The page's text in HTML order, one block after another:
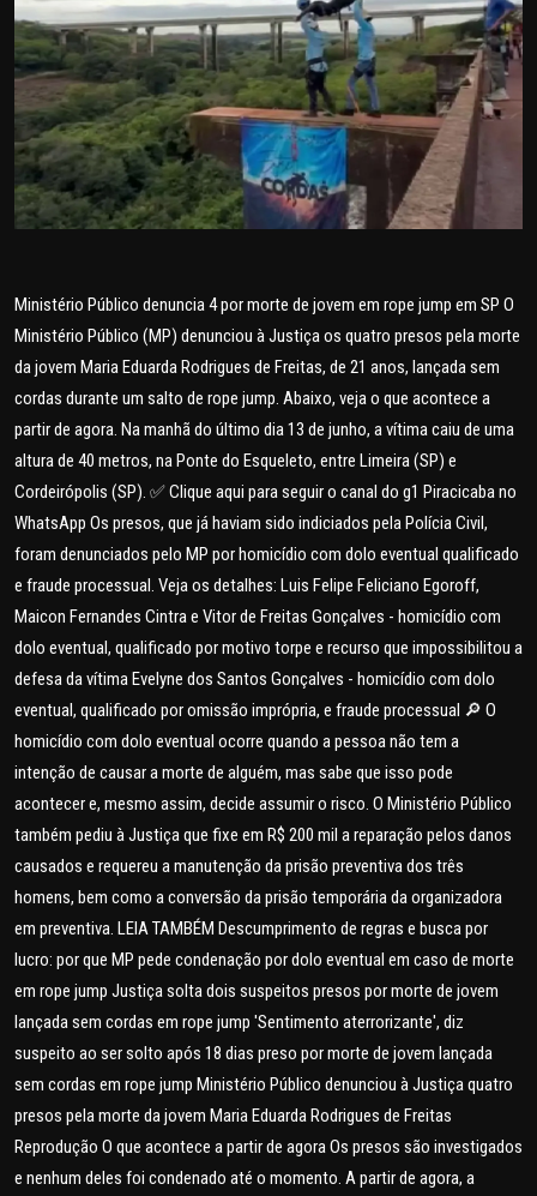
POLICIAL
POLÍTICA
SAÚDE
ESPORTES
AO VIVO
FALE CONOSCO
Ministério Público denuncia 4 por morte de jovem em rope jump em SP O
Ministério Público (MP) denunciou à Justiça os quatro presos pela morte
da jovem Maria Eduarda Rodrigues de Freitas, de 21 anos, lançada sem
cordas durante um salto de rope jump. Abaixo, veja o que acontece a
partir de agora. Na manhã do último dia 13 de junho, a vítima caiu de uma
altura de 40 metros, na Ponte do Esqueleto, entre Limeira (SP) e
Cordeirópolis (SP). ✅ Clique aqui para seguir o canal do g1 Piracicaba no
WhatsApp Os presos, que já haviam sido indiciados pela Polícia Civil,
foram denunciados pelo MP por homicídio com dolo eventual qualificado
e fraude processual. Veja os detalhes: Luis Felipe Feliciano Egoroff,
Maicon Fernandes Cintra e Vitor de Freitas Gonçalves - homicídio com
dolo eventual, qualificado por motivo torpe e recurso que impossibilitou a
defesa da vítima Evelyne dos Santos Gonçalves - homicídio com dolo
eventual, qualificado por omissão imprópria, e fraude processual 🔎 O
homicídio com dolo eventual ocorre quando a pessoa não tem a
intenção de causar a morte de alguém, mas sabe que isso pode
acontecer e, mesmo assim, decide assumir o risco. O Ministério Público
também pediu à Justiça que fixe em R$ 200 mil a reparação pelos danos
causados e requereu a manutenção da prisão preventiva dos três
homens, bem como a conversão da prisão temporária da organizadora
em preventiva. LEIA TAMBÉM Descumprimento de regras e busca por
lucro: por que MP pede condenação por dolo eventual em caso de morte
em rope jump Justiça solta dois suspeitos presos por morte de jovem
lançada sem cordas em rope jump 'Sentimento aterrorizante', diz
suspeito ao ser solto após 18 dias preso por morte de jovem lançada
sem cordas em rope jump Ministério Público denunciou à Justiça quatro
presos pela morte da jovem Maria Eduarda Rodrigues de Freitas
Reprodução O que acontece a partir de agora Os presos são investigados
e nenhum deles foi condenado até o momento. A partir de agora, a